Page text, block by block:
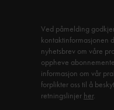
Ved påmelding
kontaktinformasjonen
nyhetsbrev om våre
oppheve
informasjon om vår
forplikter oss til å
retningslinjer her.